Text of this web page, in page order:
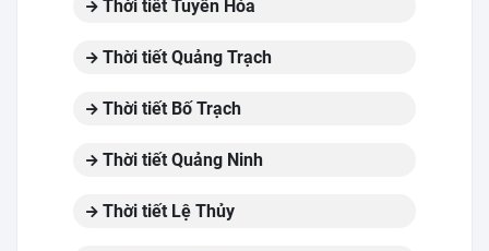
Thời tiết Tuyên Hóa
Thời tiết Quảng Trạch
Thời tiết Bố Trạch
Thời tiết Quảng Ninh
Thời tiết Lệ Thủy